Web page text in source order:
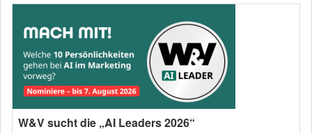
W&V sucht die „AI Leaders 2026“